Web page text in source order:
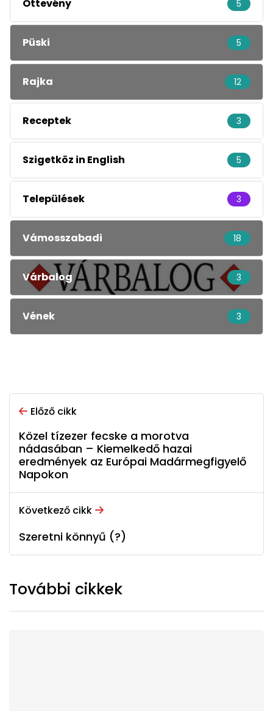
Öttevény 5
Püski 5
Rajka 12
Receptek 3
Szigetköz in English 5
Települések 3
Vámosszabadi 18
Várbalog 3
Vének 3
Előző cikk
Közel tízezer fecske a morotva
nádasában – Kiemelkedő hazai
eredmények az Európai Madármegfigyelő
Napokon
Következő cikk
Szeretni könnyű (?)
További cikkek